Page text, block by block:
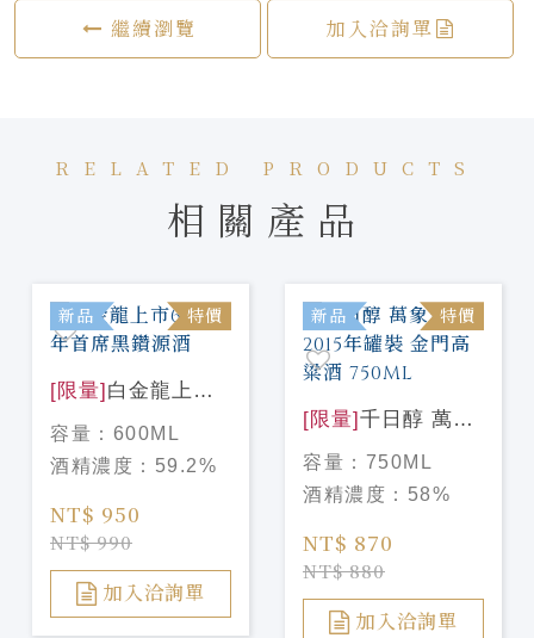
繼續瀏覽 加入洽詢單
RELATED PRODUCTS
相關產品
新品 特價
[限量] 白金龍上市
63週年首席黑鑽源
酒
容量： 600ML
酒精濃度： 59.2%
NT$ 950
NT$ 990
加入洽詢單
新品 特價
[限量] 千日醇 萬象
煙燻 2015年罐裝
金門高粱酒 750ML
容量： 750ML
酒精濃度： 58%
NT$ 870
NT$ 880
加入洽詢單